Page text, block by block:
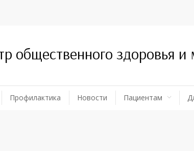
общественного здоровья
Профилактика Новости Пациентам